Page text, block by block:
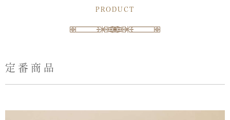
PRODUCT
定番商品